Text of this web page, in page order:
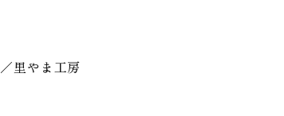
里やま工房